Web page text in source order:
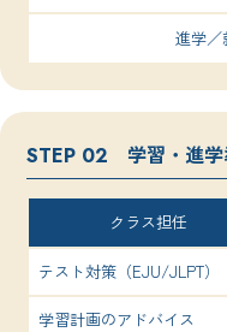
進学／
STEP 02 学習・進学
クラス担任
テスト対策（EJU/JLPT）
学習計画のアドバイス